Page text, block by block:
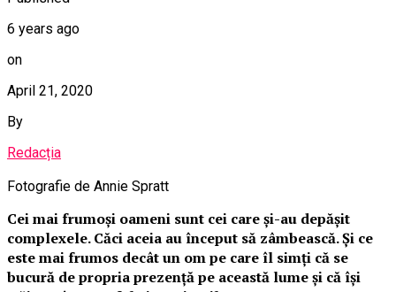
6 years ago
on
April 21, 2020
By
Redacția
Fotografie de Annie Spratt
Cei mai frumoși oameni sunt cei care și-au depășit
complexele. Căci aceia au început să zâmbească. Și ce
este mai frumos decât un om pe care îl simți că se
bucură de propria prezență pe această lume și că își